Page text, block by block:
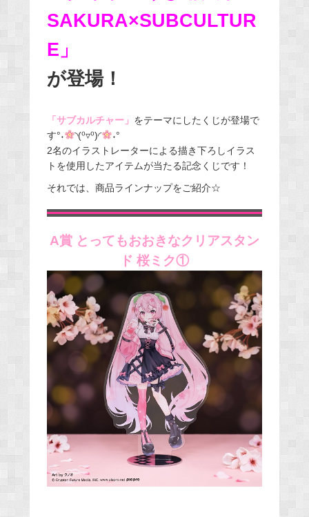
SAKURA×SUBCULTUR
E」
が登場！
「サブカルチャー」 をテーマにしたくじが登場で
す°˖
◝(⁰▿⁰)◜
˖°
2名のイラストレーターによる描き下ろしイラス
トを使用したアイテムが当たる記念くじです！
それでは、商品ラインナップをご紹介☆
A賞 とってもおおきなクリアスタン
ド 桜ミク①